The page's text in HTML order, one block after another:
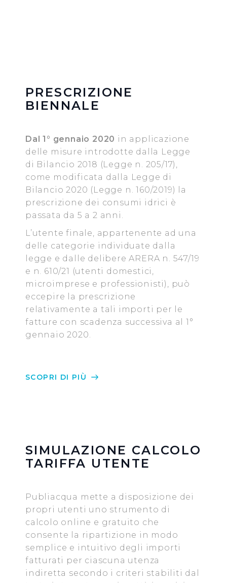
direttamente le proprie preferenze selezionando i
singoli cookie desiderati e le terze parti destinatarie
Cliccando su "Rifiuta" o sulla "X" posizionata in alto a
destra in questo banner l’Utente rifiuta tutti i cookie con
la sola eccezione dei cookie tecnici. La chiusura del
presente banner comporta il permanere delle
impostazioni di default e dunque la continuazione della
navigazione in assenza di cookie o altri sistemi di
tracciamento ad esclusione di quelli tecnici
indispensabili per una corretta visualizzazione della
pagina.
PRESCRIZIONE
BIENNALE
Dal 1° gennaio 2020 in applicazione
delle misure introdotte dalla Legge
di Bilancio 2018 (Legge n. 205/17),
come modificata dalla Legge di
Bilancio 2020 (Legge n. 160/2019) la
prescrizione dei consumi idrici è
passata da 5 a 2 anni.
L’utente finale, appartenente ad una
delle categorie individuate dalla
legge e dalle delibere ARERA n. 547/19
e n. 610/21 (utenti domestici,
microimprese e professionisti), può
eccepire la prescrizione
relativamente a tali importi per le
fatture con scadenza successiva al 1°
gennaio 2020.
SCOPRI DI PIÙ
SIMULAZIONE CALCOLO
TARIFFA UTENTE
Publiacqua mette a disposizione dei
propri utenti uno strumento di
calcolo online e gratuito che
consente la ripartizione in modo
semplice e intuitivo degli importi
fatturati per ciascuna utenza
indiretta secondo i criteri stabiliti dal